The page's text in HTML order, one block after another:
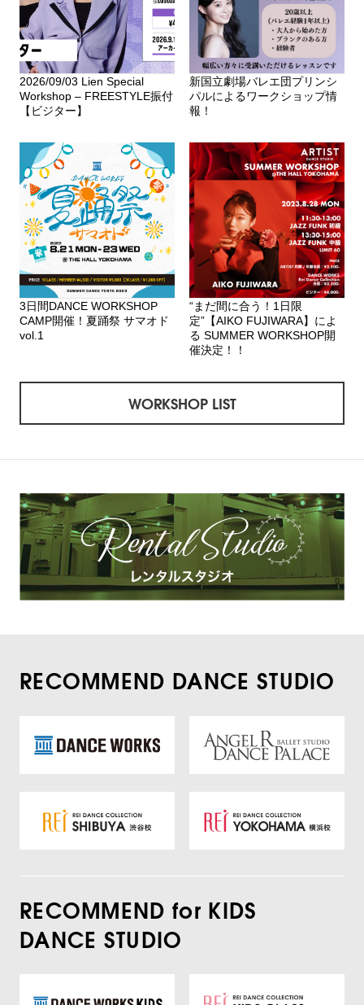
2026/09/03 Lien Special
Workshop – FREESTYLE振付
【ビジター】
新国立劇場バレエ団プリンシ
パルによるワークショップ情
報！
3日間DANCE WORKSHOP
CAMP開催！夏踊祭 サマオド
vol.1
“まだ間に合う！1日限
定”【AIKO FUJIWARA】によ
る SUMMER WORKSHOP開
催決定！！
WORKSHOP LIST
RECOMMEND DANCE STUDIO
RECOMMEND for KIDS
DANCE STUDIO